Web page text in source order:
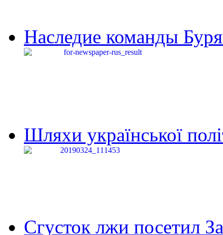
Наследие команды
Шляхи української
Сгусток лжи посетил